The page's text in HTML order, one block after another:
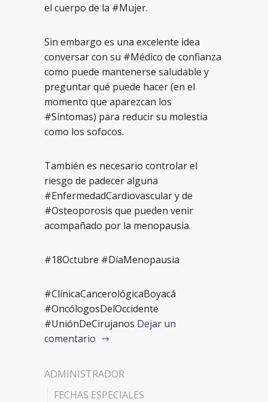
el cuerpo de la #Mujer.
Sin embargo es una excelente idea
conversar con su #Médico de confianza
como puede mantenerse saludable y
preguntar qué puede hacer (en el
momento que aparezcan los
#Síntomas) para reducir su molestia
como los sofocos.
También es necesario controlar el
riesgo de padecer alguna
#EnfermedadCardiovascular y de
#Osteoporosis que pueden venir
acompañado por la menopausia.
#18Octubre #DíaMenopausia
#ClínicaCancerológicaBoyacá
#OncólogosDelOccidente
#UniónDeCirujanos Dejar un
comentario
ADMINISTRADOR
FECHAS ESPECIALES